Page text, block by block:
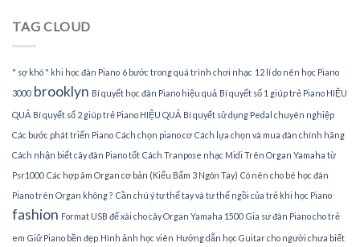
TAG CLOUD
" sợ khó " khi học đàn Piano 6 bước trong quá trình chơi nhạc 12 lí do nên học Piano
3000 brooklyn Bí quyết học đàn Piano hiệu quả Bí quyết số 1 giúp trẻ Piano HIỆU
QUẢ Bí quyết số 2 giúp trẻ Piano HIỆU QUẢ Bí quyết sử dụng Pedal chuyên nghiệp
Các bước phát triển Piano Cách chọn piano cơ Cách lựa chọn và mua đàn chính hãng
Cách nhận biết cây đàn Piano tốt Cách Tranpose nhạc Midi Trên Organ Yamaha từ
Psr1000 Các hợp âm Organ cơ bản (Kiểu Bấm 3 Ngón Tay) Có nên cho bé học đàn
Piano trên Organ không ? Cần chú ý tư thế tay và tư thế ngồi của trẻ khi học Piano
fashion Format USB để xài cho cây Organ Yamaha 1500 Gia sư đàn Piano cho trẻ
em Giữ Piano bền đẹp Hình ảnh học viên Hướng dẫn học Guitar cho người chưa biết